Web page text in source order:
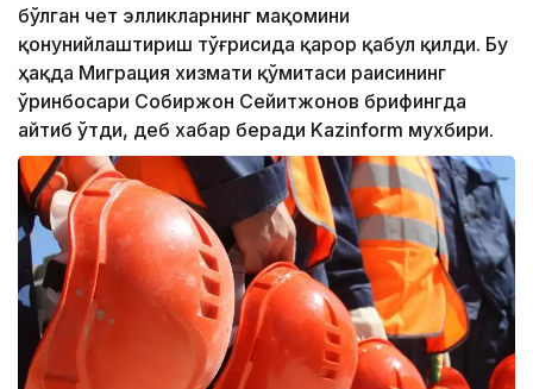
бўлган чет элликларнинг мақомини
қонунийлаштириш тўғрисида қарор қабул қилди. Бу
ҳақда Миграция хизмати қўмитаси раисининг
ўринбосари Собиржон Сейитжонов брифингда
айтиб ўтди, деб хабар беради Kazinform мухбири.